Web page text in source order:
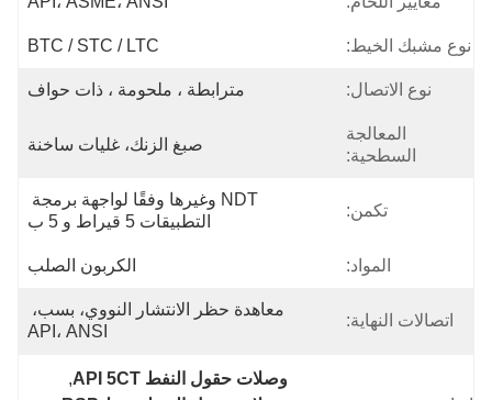
نوع مشبك الخيط: BTC / STC / LTC
نوع الاتصال: مترابطة ، ملحومة ، ذات حواف
المعالجة
السطحية:
صبغ الزنك، غليات ساخنة
تكمن:
NDT وغيرها وفقًا لواجهة برمجة
التطبيقات 5 قيراط و 5 ب
المواد: الكربون الصلب
اتصالات النهاية:
معاهدة حظر الانتشار النووي، بسب،
API، ANSI
وصلات حقول النفط API 5CT
,